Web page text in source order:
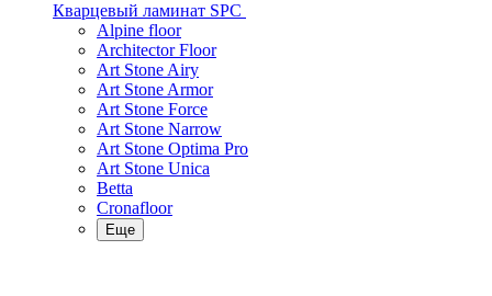
Кварцевый ламинат SPC
Alpine floor
Architector Floor
Art Stone Airy
Art Stone Armor
Art Stone Force
Art Stone Narrow
Art Stone Optima Pro
Art Stone Unica
Betta
Cronafloor
Еще